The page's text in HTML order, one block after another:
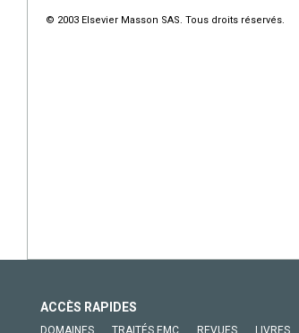
© 2003 Elsevier Masson SAS. Tous droits réservés.
ACCÈS RAPIDES
DOMAINES TRAITÉS EMC REVUES LIVRES